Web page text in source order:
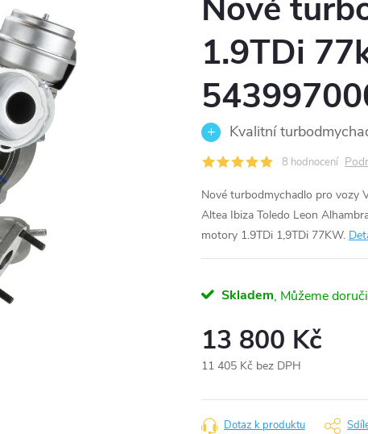
1.9TDi
Kvalitní
8 hodnocení
Nové turbodmychadlo pro vozy
Altea Ibiza Toledo Leon
motory 1.9TDi 1,9TDi 77KW.
Skladem
13 800 Kč
11 405 Kč bez DPH
cena:
Dotaz k produktu